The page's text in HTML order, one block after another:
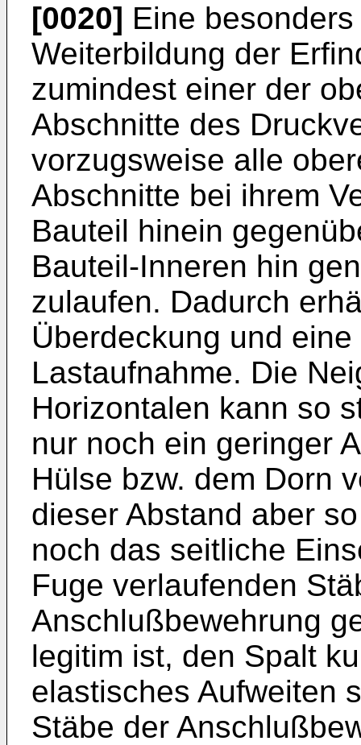
[0020] Eine
Weiterbildung der
zumindest einer der
Abschnitte des
vorzugsweise alle
Abschnitte bei ihrem
Bauteil hinein
Bauteil-Inneren hin
zulaufen. Dadurch
Überdeckung und
Lastaufnahme. Die
Horizontalen kann so
nur noch ein geringer
Hülse bzw. dem Dorn
dieser Abstand aber
noch das seitliche
Fuge verlaufenden
Anschlußbewehrung
legitim ist, den Spalt
elastisches Aufweiten
Stäbe der